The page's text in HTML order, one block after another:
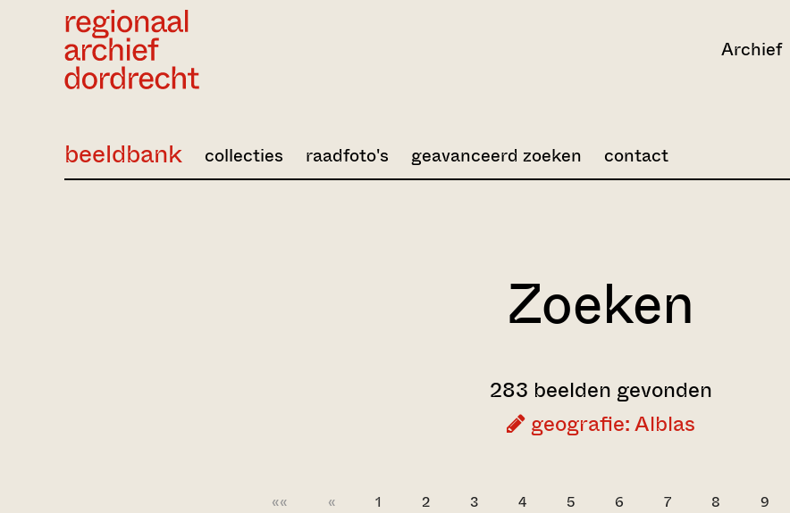
Archief
beeldbank collecties raadfoto's geavanceerd zoeken contact
Zoeken
283 beelden gevonden
geografie: Alblas
«« « 1 2 3 4 5 6 7 8 9